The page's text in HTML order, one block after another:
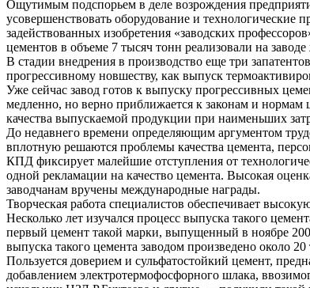
Ощутимым подспорьем в деле возрождения
усовершенствовать оборудование и
задействованных изобретения «заводских
цементов в объеме 7 тысяч тонн реализовали на
В стадии внедрения в производство еще три
прогрессивному новшеству, как выпуск
Уже сейчас завод готов к выпуску прогрессивных
медленно, но верно приближается к законам и нормам
качества выпускаемой продукции при наименьших
До недавнего времени определяющим аргументом
вплотную решаются проблемы качества цемента,
КПД фиксирует малейшие отступления от
одной рекламации на качество цемента. Высокая
заводчанам вручены международные награды.
Творческая работа специалистов обеспечивает
Несколько лет изучался процесс выпуска такого
первый цемент такой марки, выпущенный в ноябре
выпуска такого цемента заводом произведено около
Пользуется доверием и сульфатостойкий цемент,
добавлением электротермофосфорного шлака,